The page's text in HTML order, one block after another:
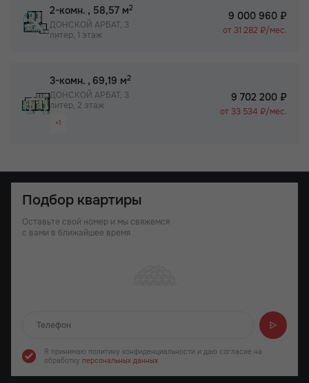
2-комн. , 58,57 м2
ДОНСКОЙ АРБАТ, 3
литер, 1 этаж
9 000 960 ₽
от 31 282 ₽/мес.
3-комн. , 69,19 м2
ДОНСКОЙ АРБАТ, 3
литер, 2 этаж
+1
9 702 200 ₽
от 33 534 ₽/мес.
Подбор квартиры
Оставьте свой номер и мы свяжемся
с вами в ближайшее время
Я принимаю политику конфиденциальности и даю согласие на
обработку персональных данных